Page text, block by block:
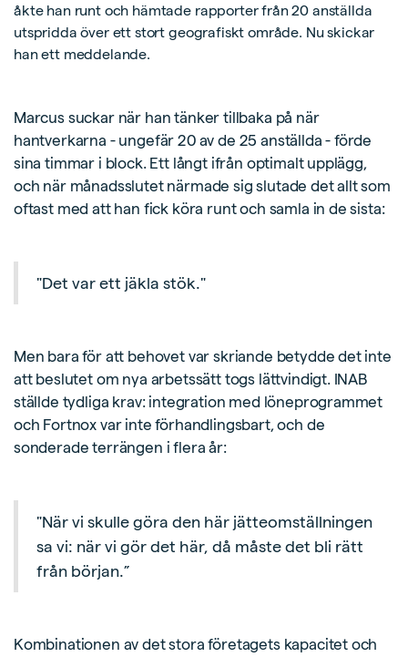
åkte han runt och hämtade rapporter från 20 anställda
utspridda över ett stort geografiskt område. Nu skickar
han ett meddelande.
Marcus suckar när han tänker tillbaka på när
hantverkarna - ungefär 20 av de 25 anställda - förde
sina timmar i block. Ett långt ifrån optimalt upplägg,
och när månadsslutet närmade sig slutade det allt som
oftast med att han fick köra runt och samla in de sista:
"Det var ett jäkla stök."
Men bara för att behovet var skriande betydde det inte
att beslutet om nya arbetssätt togs lättvindigt. INAB
ställde tydliga krav: integration med löneprogrammet
och Fortnox var inte förhandlingsbart, och de
sonderade terrängen i flera år:
"När vi skulle göra den här jätteomställningen
sa vi: när vi gör det här, då måste det bli rätt
från början.”
Kombinationen av det stora företagets kapacitet och